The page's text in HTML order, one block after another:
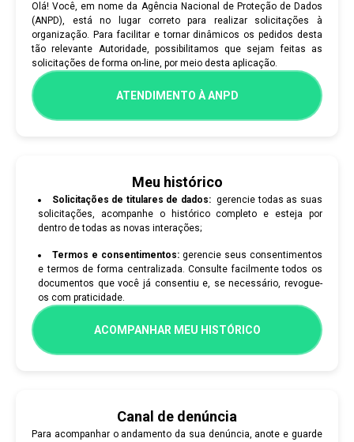
Olá! Você, em nome da Agência Nacional de Proteção de Dados
(ANPD), está no lugar correto para realizar solicitações à
organização. Para facilitar e tornar dinâmicos os pedidos desta
tão relevante Autoridade, possibilitamos que sejam feitas as
solicitações de forma on-line, por meio desta aplicação.
ATENDIMENTO À ANPD
Meu histórico
Solicitações de titulares de dados: gerencie todas as suas
solicitações, acompanhe o histórico completo e esteja por
dentro de todas as novas interações;
Termos e consentimentos: gerencie seus consentimentos
e termos de forma centralizada. Consulte facilmente todos os
documentos que você já consentiu e, se necessário, revogue-
os com praticidade.
ACOMPANHAR MEU HISTÓRICO
Canal de denúncia
Para acompanhar o andamento da sua denúncia, anote e guarde